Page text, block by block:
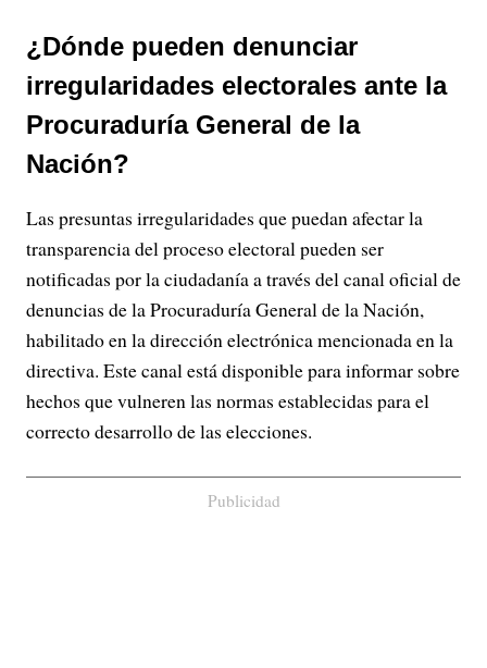
¿Dónde pueden denunciar
irregularidades electorales ante la
Procuraduría General de la
Nación?
Las presuntas irregularidades que puedan afectar la
transparencia del proceso electoral pueden ser
notificadas por la ciudadanía a través del canal oficial de
denuncias de la Procuraduría General de la Nación,
habilitado en la dirección electrónica mencionada en la
directiva. Este canal está disponible para informar sobre
hechos que vulneren las normas establecidas para el
correcto desarrollo de las elecciones.
Publicidad